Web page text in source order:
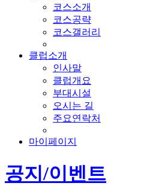
코스소개
코스공략
코스갤러리
클럽소개
인사말
클럽개요
부대시설
오시는 길
주요연락처
마이페이지
공지/이벤트